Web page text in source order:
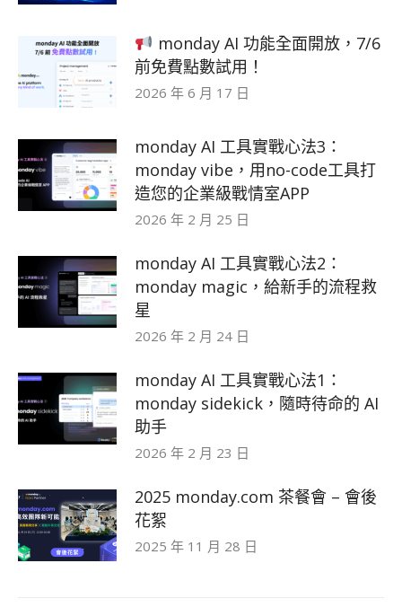
monday AI 功能全面開放，7/6
前免費點數試用！
2026 年 6 月 17 日
monday AI 工具實戰心法3：
monday vibe，用no-code工具打
造您的企業級戰情室APP
2026 年 2 月 25 日
monday AI 工具實戰心法2：
monday magic，給新手的流程救
星
2026 年 2 月 24 日
monday AI 工具實戰心法1：
monday sidekick，隨時待命的 AI
助手
2026 年 2 月 23 日
2025 monday.com 茶餐會 – 會後
花絮
2025 年 11 月 28 日